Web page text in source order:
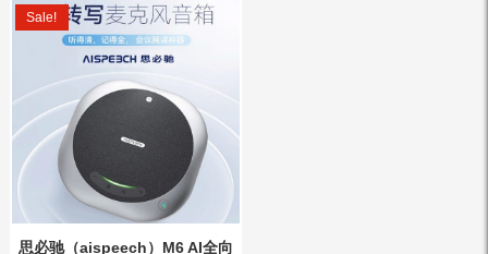
Sale!
思必驰（aispeech）M6 AI全向